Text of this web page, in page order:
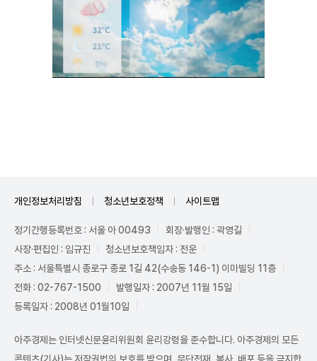
개인정보처리방침 청소년보호정책 사이트맵
정기간행등록번호 : 서울 아 00493
회장·발행인 : 곽영길
사장·편집인 : 임규진
청소년보호책임자 : 전운
주소 : 서울특별시 종로구 종로 1길 42(수송동 146-1) 이마빌딩 11층
전화 : 02-767-1500
발행일자 : 2007년 11월 15일
등록일자 : 2008년 01월10일
아주경제는 인터넷신문윤리위원회 윤리강령을 준수합니다. 아주경제의 모든
콘텐츠(기사)는 저작권법의 보호를 받으며, 무단전재, 복사, 배포 등을 금지합